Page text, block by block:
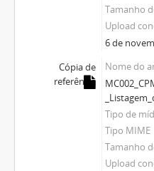
Tamanho
Upload
6 de
Cópia de
referência
Nome do
Tipo de
Tipo MIME
Tamanho
Upload